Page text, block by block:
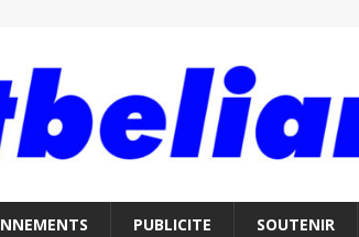
PUBLICITE SOUTENIR